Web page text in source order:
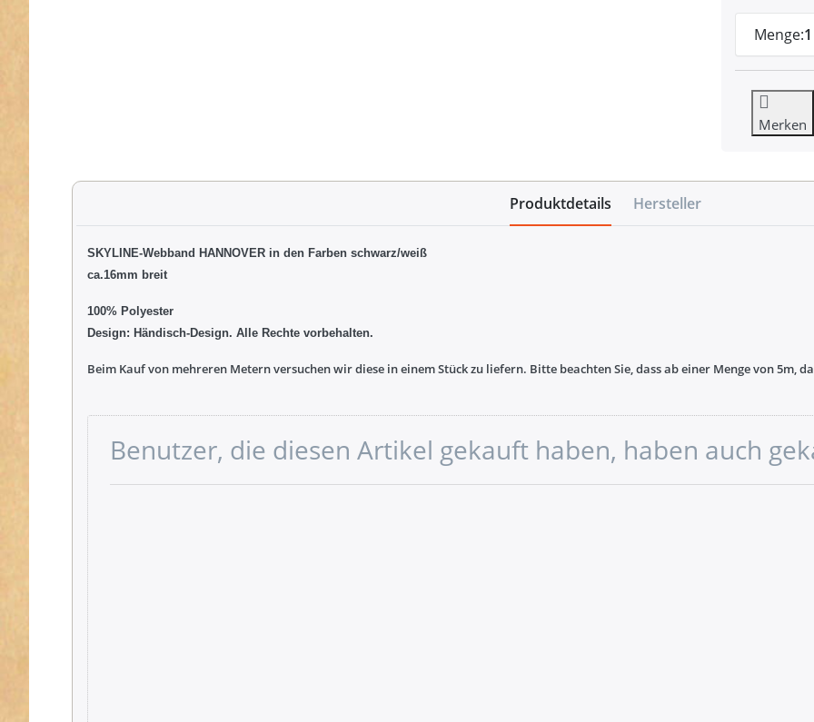
Menge:1
Merken
Produktdetails Hersteller
SKYLINE-Webband HANNOVER in den Farben schwarz/weiß
ca.16mm breit
100% Polyester
Design: Händisch-Design. Alle Rechte vorbehalten.
Beim Kauf von mehreren Metern versuchen wir diese in einem Stück zu liefern. Bitte beachten Sie, dass ab einer Menge von 5m,
Benutzer, die diesen Artikel gekauft haben, haben auch